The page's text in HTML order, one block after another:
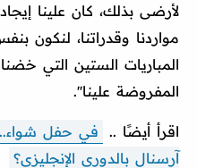
لأرضى بذلك، كان علينا
مواردنا وقدراتنا، لنكون
المباريات الستين التي
المفروضة علينا''.
اقرأ أيضًا ..
في حفل شواء..
آرسنال بالدوري الإنجليزي؟